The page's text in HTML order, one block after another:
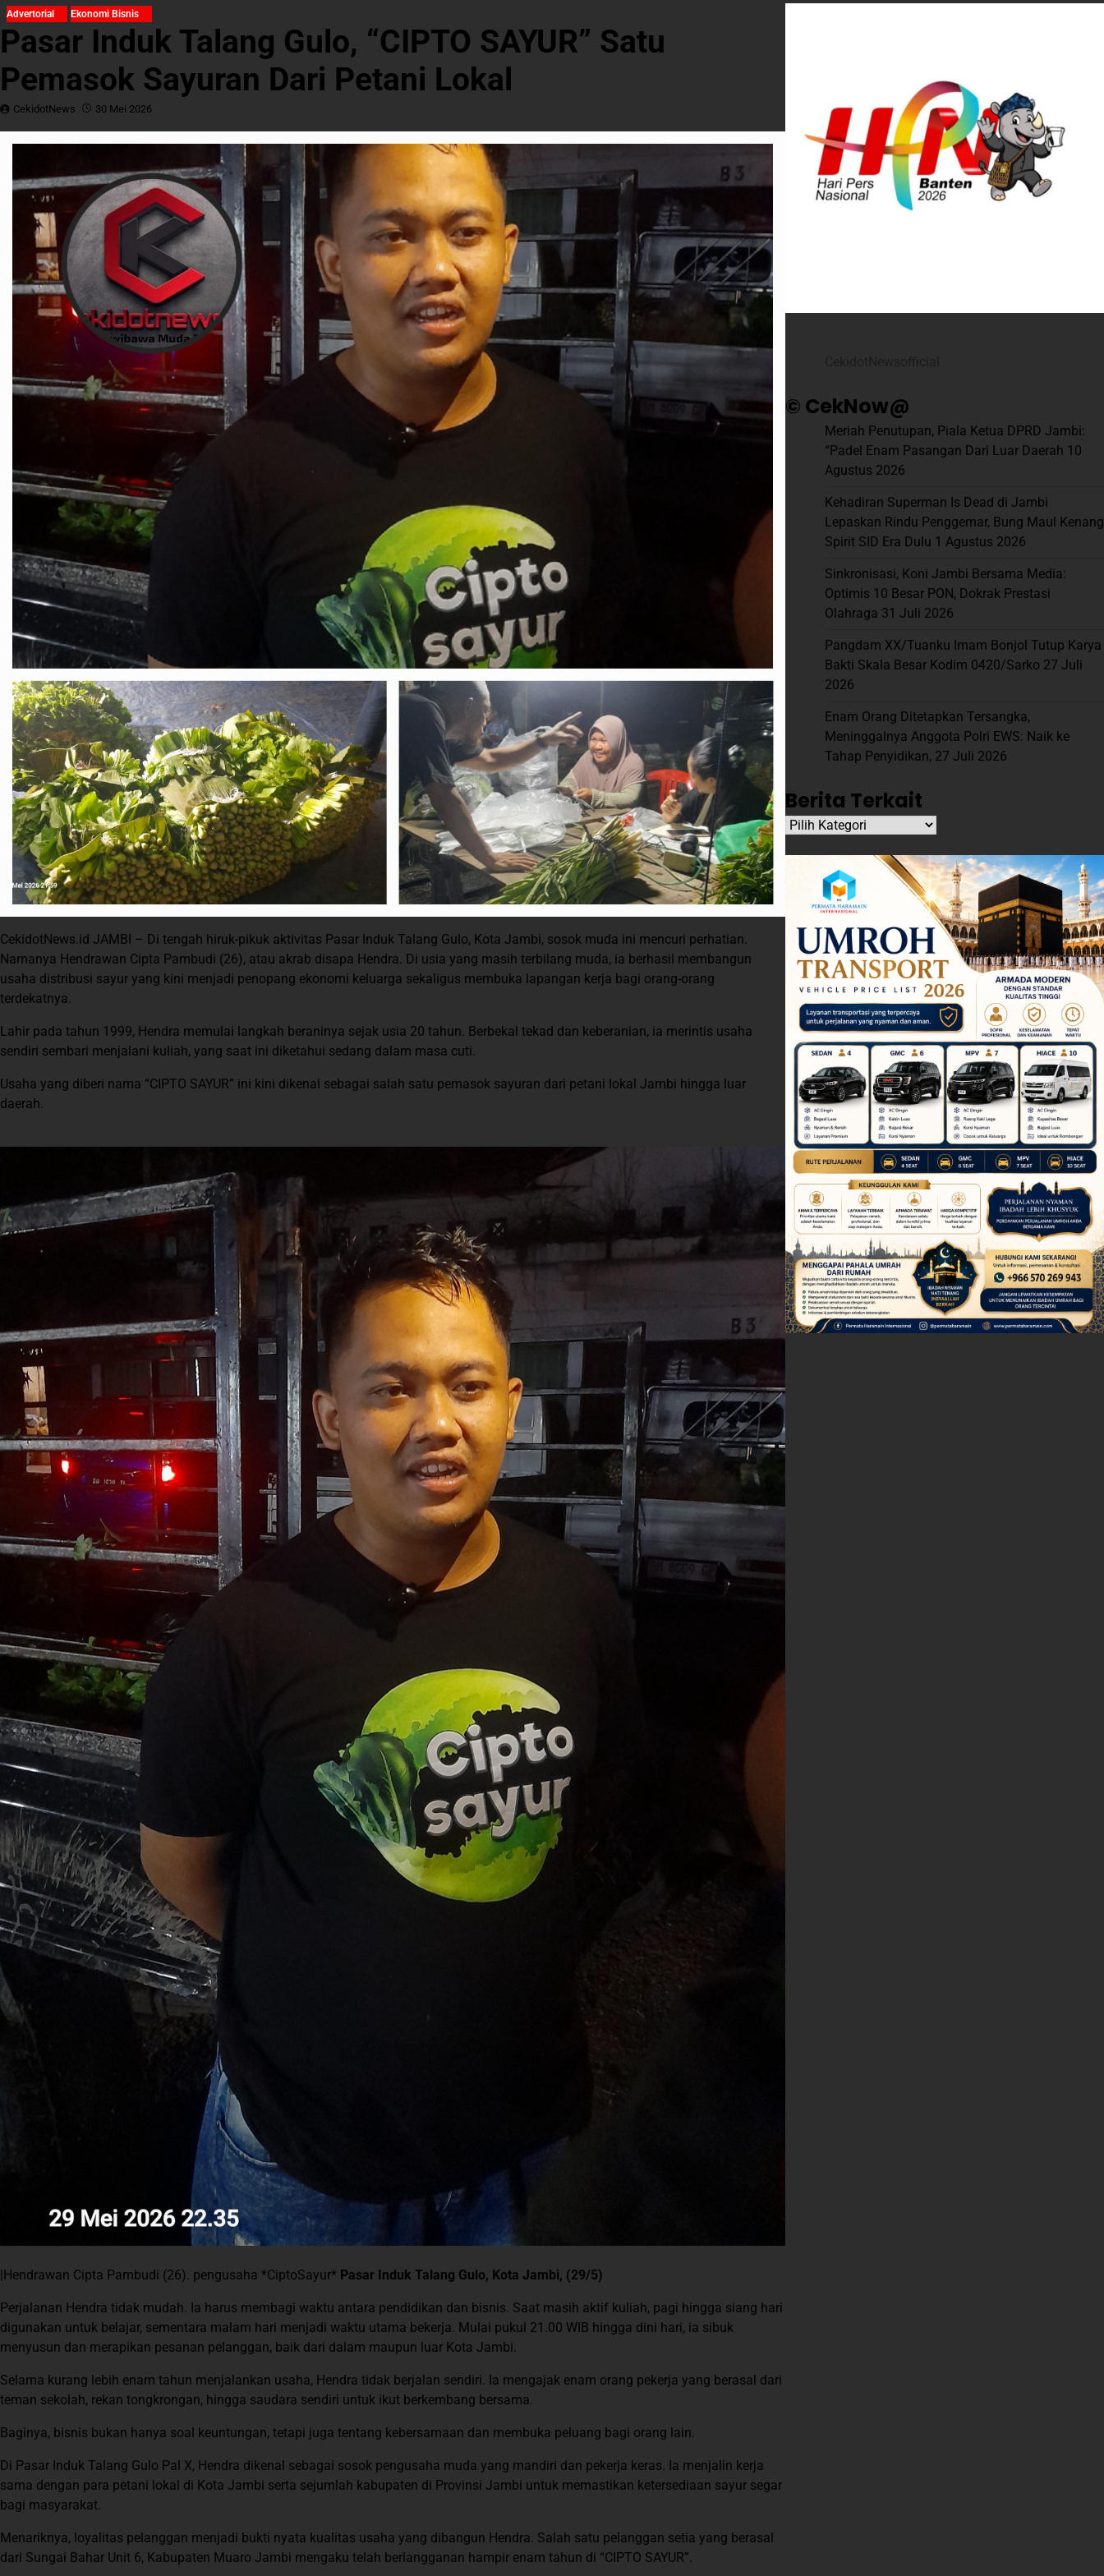
Advertorial Ekonomi Bisnis
Pasar Induk Talang Gulo, “CIPTO SAYUR” Satu
Pemasok Sayuran Dari Petani Lokal
CekidotNews 30 Mei 2026
CekidotNews.id JAMBI – Di tengah hiruk-pikuk aktivitas Pasar Induk Talang Gulo, Kota Jambi, sosok muda ini mencuri perhatian.
Namanya Hendrawan Cipta Pambudi (26), atau akrab disapa Hendra. Di usia yang masih terbilang muda, ia berhasil membangun
usaha distribusi sayur yang kini menjadi penopang ekonomi keluarga sekaligus membuka lapangan kerja bagi orang-orang
terdekatnya.
Lahir pada tahun 1999, Hendra memulai langkah beraninya sejak usia 20 tahun. Berbekal tekad dan keberanian, ia merintis usaha
sendiri sembari menjalani kuliah, yang saat ini diketahui sedang dalam masa cuti.
Usaha yang diberi nama “CIPTO SAYUR” ini kini dikenal sebagai salah satu pemasok sayuran dari petani lokal Jambi hingga luar
daerah.
|Hendrawan Cipta Pambudi (26). pengusaha *CiptoSayur* Pasar Induk Talang Gulo, Kota Jambi, (29/5)
Perjalanan Hendra tidak mudah. Ia harus membagi waktu antara pendidikan dan bisnis. Saat masih aktif kuliah, pagi hingga siang hari
digunakan untuk belajar, sementara malam hari menjadi waktu utama bekerja. Mulai pukul 21.00 WIB hingga dini hari, ia sibuk
menyusun dan merapikan pesanan pelanggan, baik dari dalam maupun luar Kota Jambi.
Selama kurang lebih enam tahun menjalankan usaha, Hendra tidak berjalan sendiri. Ia mengajak enam orang pekerja yang berasal dari
teman sekolah, rekan tongkrongan, hingga saudara sendiri untuk ikut berkembang bersama.
Baginya, bisnis bukan hanya soal keuntungan, tetapi juga tentang kebersamaan dan membuka peluang bagi orang lain.
Di Pasar Induk Talang Gulo Pal X, Hendra dikenal sebagai sosok pengusaha muda yang mandiri dan pekerja keras. Ia menjalin kerja
sama dengan para petani lokal di Kota Jambi serta sejumlah kabupaten di Provinsi Jambi untuk memastikan ketersediaan sayur segar
bagi masyarakat.
Menariknya, loyalitas pelanggan menjadi bukti nyata kualitas usaha yang dibangun Hendra. Salah satu pelanggan setia yang berasal
dari Sungai Bahar Unit 6, Kabupaten Muaro Jambi mengaku telah berlangganan hampir enam tahun di “CIPTO SAYUR”.
© CekNow@
Meriah Penutupan, Piala Ketua DPRD Jambi:
“Padel Enam Pasangan Dari Luar Daerah 10
Agustus 2026
Kehadiran Superman Is Dead di Jambi
Lepaskan Rindu Penggemar, Bung Maul Kenang
Spirit SID Era Dulu 1 Agustus 2026
Sinkronisasi, Koni Jambi Bersama Media:
Optimis 10 Besar PON, Dokrak Prestasi
Olahraga 31 Juli 2026
Pangdam XX/Tuanku Imam Bonjol Tutup Karya
Bakti Skala Besar Kodim 0420/Sarko 27 Juli
2026
Enam Orang Ditetapkan Tersangka,
Meninggalnya Anggota Polri EWS: Naik ke
Tahap Penyidikan, 27 Juli 2026
Berita Terkait
Berita